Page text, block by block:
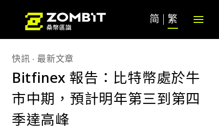
简 繁
快訊 最新文章
Bitfinex 報告：比特幣處於牛
市中期，預計明年第三到第四
季達高峰